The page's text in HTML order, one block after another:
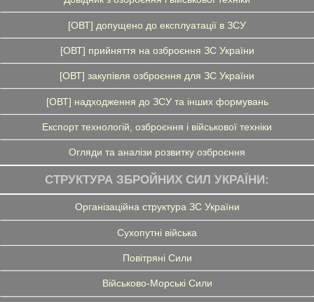
[ОВТ] допущено до експлуатації в ЗСУ
[ОВТ] прийняття на озброєння ЗС України
[ОВТ] закупівля озброєння для ЗС України
[ОВТ] надходження до ЗСУ та інших формувань
Експорт технологій, озброєння і військової техніки
Огляди та аналізи розвитку озброєння
СТРУКТУРА ЗБРОЙНИХ СИЛ УКРАЇНИ:
Організаційна структура ЗС України
Сухопутні війська
Повітряні Сили
Військово-Морські Сили